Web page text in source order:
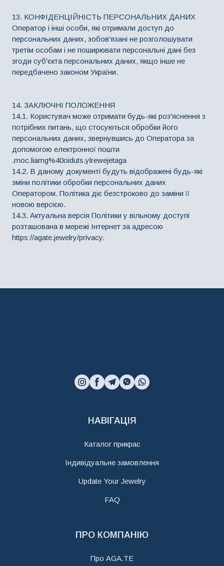
13. КОНФІДЕНЦІЙНІСТЬ ПЕРСОНАЛЬНИХ ДАНИХ
Оператор і інші особи, які отримали доступ до
персональних даних, зобов'язані не розголошувати
третім особам і не поширювати персональні дані без
згоди суб'єкта персональних даних, якщо інше не
передбачено законом України.
14. ЗАКЛЮЧНІ ПОЛОЖЕННЯ
14.1. Користувач може отримати будь-які роз'яснення з
потрібних питань, що стосуються обробки його
персональних даних, звернувшись до Оператора за
допомогою електронної пошти
.moc.liamg%40oiduts.ylrewejetaga
14.2. В даному документі будуть відображені будь-які
зміни політики обробки персональних даних
Оператором. Політика діє безстроково до заміни її
новою версією.
14.3. Актуальна версія Політики у вільному доступі
розташована в мережі Інтернет за адресою
https://agate.jewelry/privacy.
НАВІГАЦІЯ
Каталог прикрас
Індивідуальне замовлення
Update Your Jewelry
FAQ
ПРО КОМПАНІЮ
Про AGA.TE